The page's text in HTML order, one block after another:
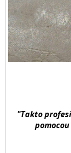
"Takto